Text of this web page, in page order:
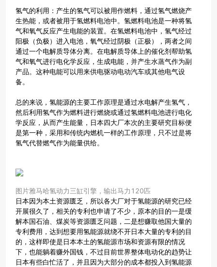
氢气的利用：产生的氢气可以被用作燃料，通过氢气燃烧产
生热能，或者被用于氢燃料电池中。氢燃料电池是一种将氢
气和氧气反应产生电能的装置。在氢燃料电池中，氢气经过
阳极（负极）进入电池，氧气经过阴极（正极），两者之间
通过一个电解质导体分离。在电解质导体上的催化剂帮助氢
气和氧气进行电化学反应，生成电能，并产生水蒸气作为副
产品。这种电能可以用来供电驱动电动汽车或其他电气设
备。
总的来说，氢能源的主要工作原理是通过水电解产生氢气，
然后利用氢气作为燃料进行燃烧或通过氢燃料电池进行电化
学反应，从而产生能量，日本四大厂本次的主要研究目标便
是第一种，采用和传统内燃机一样的工作原理，只不过是将
氢气代替燃气作为能量供给。
图片雅马哈氢动力三缸引擎，输出马力120匹
日本因为本土资源匮乏，所以各大厂对于氢能源的研究已经
开展很久了，相关的专利也申请了不少，原本的目的一是缓
解本国石油、煤炭等资源匮乏问题，二是想赚取他国大量的
专利费用，达到想要用氢能源就绕不开日本大量的专利的目
的，这样即使是日本本土的氢能源市场和资源有限的情况
下，也能躺着赚外国钱，不过目前世界整体电动化的趋势让
日本有些白忙活了，并且因为大部分的成本都投入到氢能源